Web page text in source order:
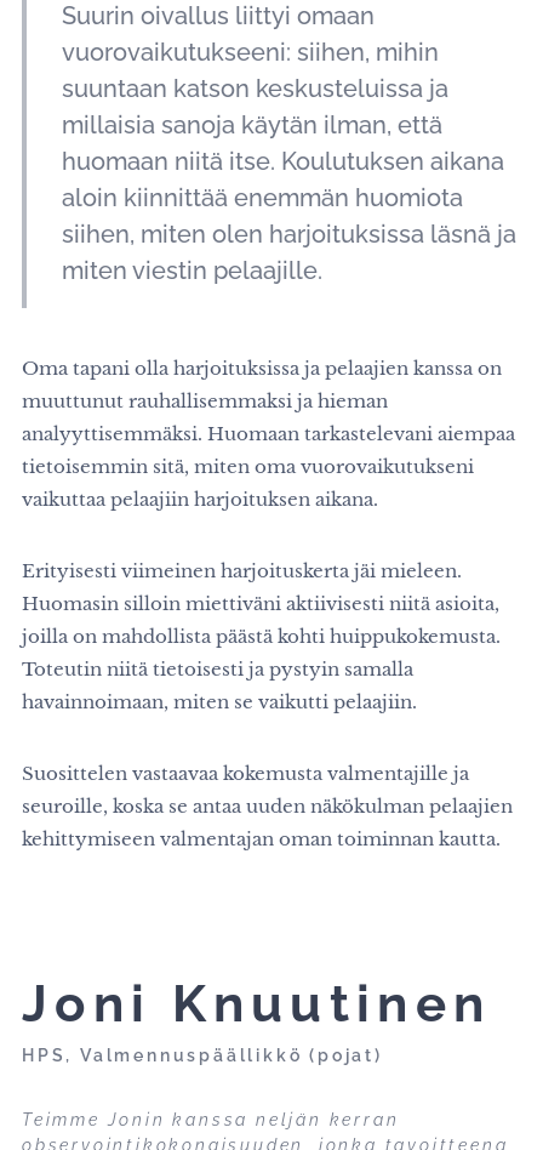
Suurin oivallus liittyi omaan
vuorovaikutukseeni: siihen, mihin
suuntaan katson keskusteluissa ja
millaisia sanoja käytän ilman, että
huomaan niitä itse. Koulutuksen aikana
aloin kiinnittää enemmän huomiota
siihen, miten olen harjoituksissa läsnä ja
miten viestin pelaajille.
Oma tapani olla harjoituksissa ja pelaajien kanssa on
muuttunut rauhallisemmaksi ja hieman
analyyttisemmäksi. Huomaan tarkastelevani aiempaa
tietoisemmin sitä, miten oma vuorovaikutukseni
vaikuttaa pelaajiin harjoituksen aikana.
Erityisesti viimeinen harjoituskerta jäi mieleen.
Huomasin silloin miettiväni aktiivisesti niitä asioita,
joilla on mahdollista päästä kohti huippukokemusta.
Toteutin niitä tietoisesti ja pystyin samalla
havainnoimaan, miten se vaikutti pelaajiin.
Suosittelen vastaavaa kokemusta valmentajille ja
seuroille, koska se antaa uuden näkökulman pelaajien
kehittymiseen valmentajan oman toiminnan kautta.
Joni Knuutinen
HPS, Valmennuspäällikkö (pojat)
Teimme Jonin kanssa neljän kerran
observointikokonaisuuden, jonka tavoitteena